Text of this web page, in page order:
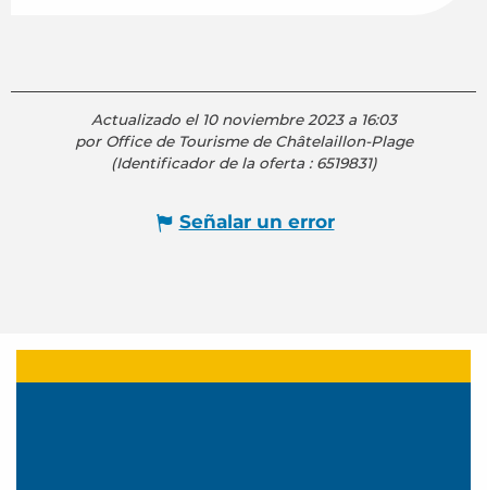
Actualizado el 10 noviembre 2023 a 16:03
por Office de Tourisme de Châtelaillon-Plage
(Identificador de la oferta : 6519831)
Señalar un error